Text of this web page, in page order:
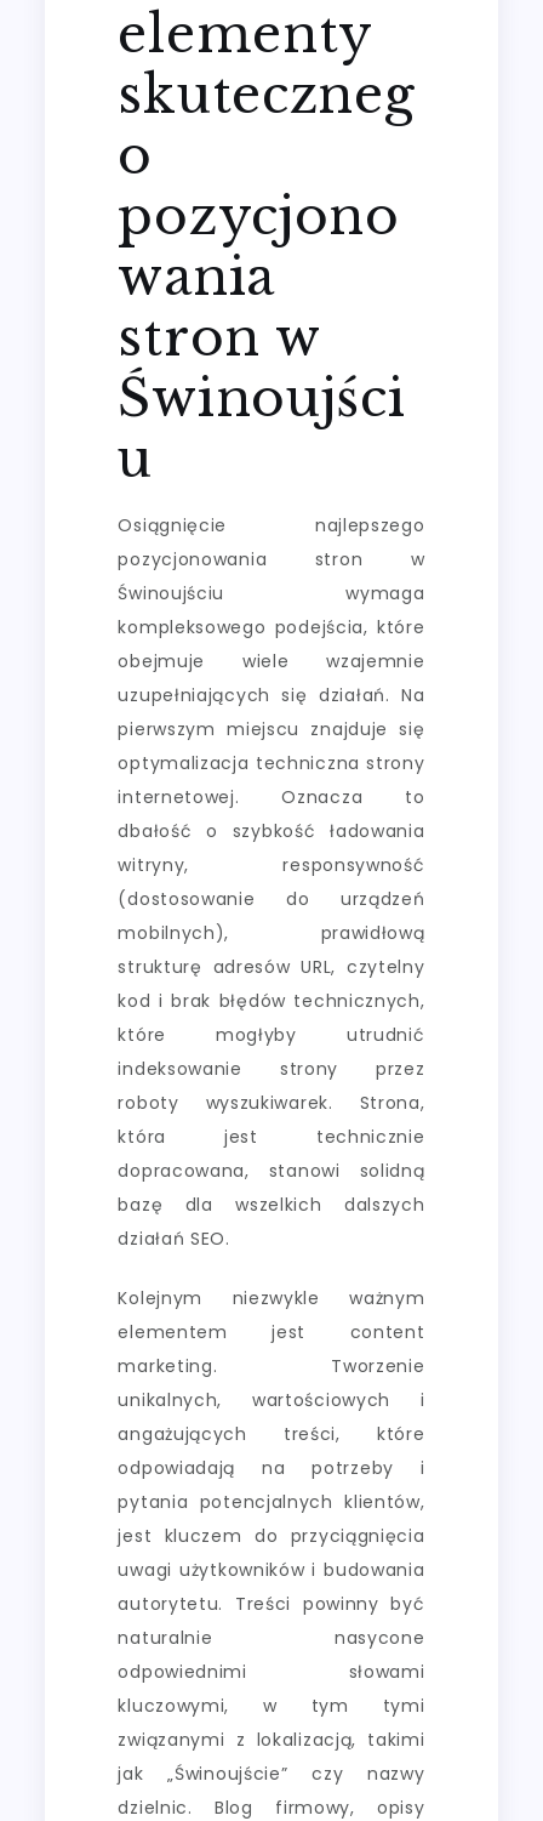
elementy
skuteczneg
o
pozycjono
wania
stron w
Świnoujści
u
Osiągnięcie najlepszego
pozycjonowania stron w
Świnoujściu wymaga
kompleksowego podejścia, które
obejmuje wiele wzajemnie
uzupełniających się działań. Na
pierwszym miejscu znajduje się
optymalizacja techniczna strony
internetowej. Oznacza to
dbałość o szybkość ładowania
witryny, responsywność
(dostosowanie do urządzeń
mobilnych), prawidłową
strukturę adresów URL, czytelny
kod i brak błędów technicznych,
które mogłyby utrudnić
indeksowanie strony przez
roboty wyszukiwarek. Strona,
która jest technicznie
dopracowana, stanowi solidną
bazę dla wszelkich dalszych
działań SEO.
Kolejnym niezwykle ważnym
elementem jest content
marketing. Tworzenie
unikalnych, wartościowych i
angażujących treści, które
odpowiadają na potrzeby i
pytania potencjalnych klientów,
jest kluczem do przyciągnięcia
uwagi użytkowników i budowania
autorytetu. Treści powinny być
naturalnie nasycone
odpowiednimi słowami
kluczowymi, w tym tymi
związanymi z lokalizacją, takimi
jak „Świnoujście” czy nazwy
dzielnic. Blog firmowy, opisy